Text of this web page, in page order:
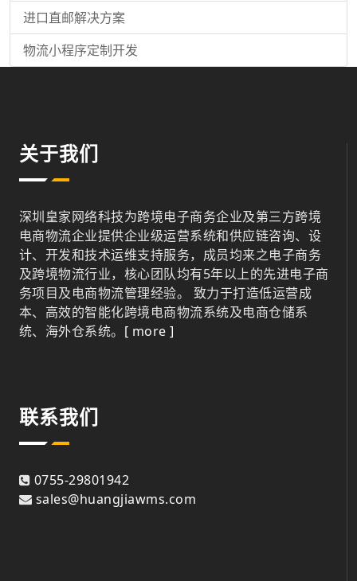
进口直邮解决方案
物流小程序定制开发
关于我们
深圳皇家网络科技为跨境电子商务企业及第三方跨境
电商物流企业提供企业级运营系统和供应链咨询、设
计、开发和技术运维支持服务，成员均来之电子商务
及跨境物流行业，核心团队均有5年以上的先进电子商
务项目及电商物流管理经验。 致力于打造低运营成
本、高效的智能化跨境电商物流系统及电商仓储系
统、海外仓系统。 [ more ]
联系我们
0755-29801942
sales@huangjiawms.com